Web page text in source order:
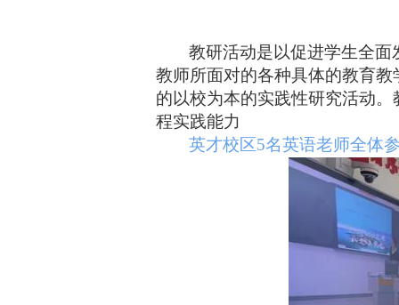
教研活动是以促进学生全面
教师所面对的各种具体的教育
的以校为本的实践性研究活动
程实践能力
英才校区5名英语老师全体